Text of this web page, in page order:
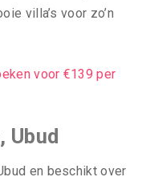
villa’s voor zo’n
voor €139 per
Ubud
en beschikt over